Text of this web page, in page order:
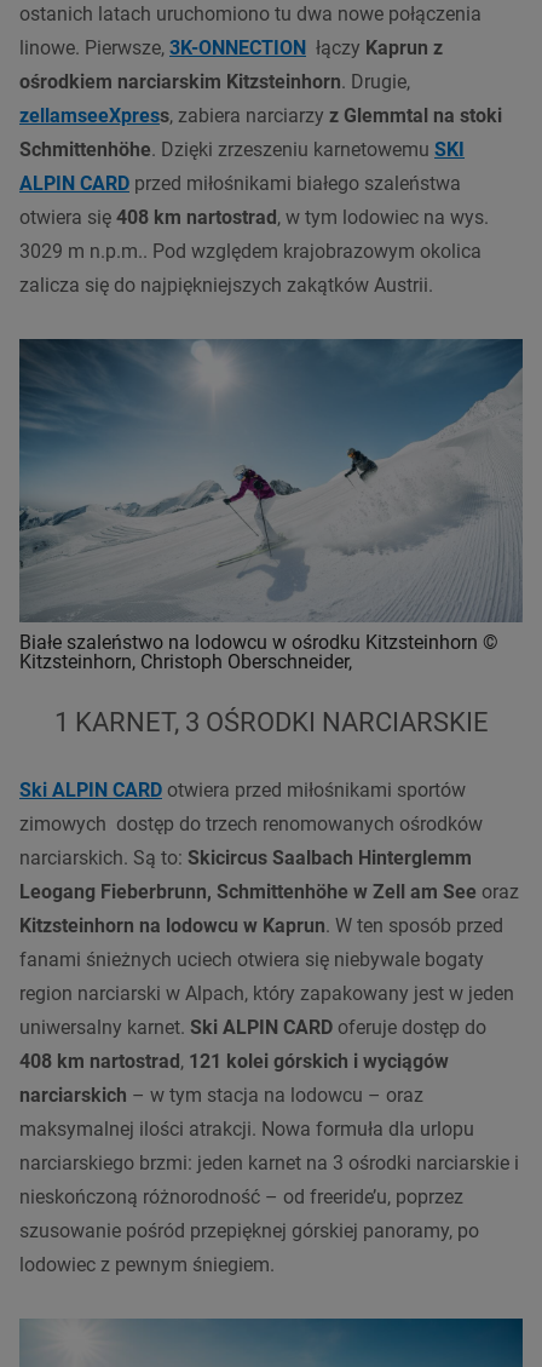
ostanich latach uruchomiono tu dwa nowe połączenia
linowe. Pierwsze, 3K-ONNECTION łączy Kaprun z
ośrodkiem narciarskim Kitzsteinhorn. Drugie,
zellamseeXpress, zabiera narciarzy z Glemmtal na stoki
Schmittenhöhe. Dzięki zrzeszeniu karnetowemu SKI
ALPIN CARD przed miłośnikami białego szaleństwa
otwiera się 408 km nartostrad, w tym lodowiec na wys.
3029 m n.p.m.. Pod względem krajobrazowym okolica
zalicza się do najpiękniejszych zakątków Austrii.
Białe szaleństwo na lodowcu w ośrodku Kitzsteinhorn ©
Kitzsteinhorn, Christoph Oberschneider,
1 KARNET, 3 OŚRODKI NARCIARSKIE
Ski ALPIN CARD otwiera przed miłośnikami sportów
zimowych dostęp do trzech renomowanych ośrodków
narciarskich. Są to: Skicircus Saalbach Hinterglemm
Leogang Fieberbrunn, Schmittenhöhe w Zell am See oraz
Kitzsteinhorn na lodowcu w Kaprun. W ten sposób przed
fanami śnieżnych uciech otwiera się niebywale bogaty
region narciarski w Alpach, który zapakowany jest w jeden
uniwersalny karnet. Ski ALPIN CARD oferuje dostęp do
408 km nartostrad, 121 kolei górskich i wyciągów
narciarskich – w tym stacja na lodowcu – oraz
maksymalnej ilości atrakcji. Nowa formuła dla urlopu
narciarskiego brzmi: jeden karnet na 3 ośrodki narciarskie i
nieskończoną różnorodność – od freeride’u, poprzez
szusowanie pośród przepięknej górskiej panoramy, po
lodowiec z pewnym śniegiem.